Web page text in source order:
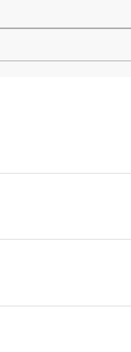
Wir werden
MXN, AUD, NZD,
werden von PayPal
an Dritte weiter, es